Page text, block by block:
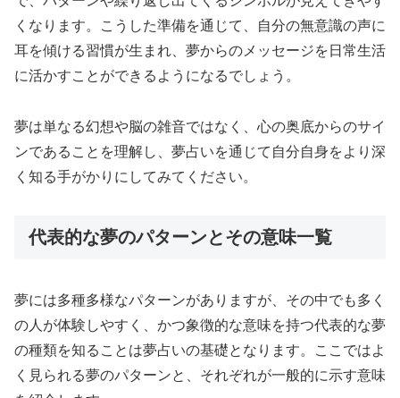
くなります。こうした準備を通じて、自分の無意識の声に
耳を傾ける習慣が生まれ、夢からのメッセージを日常生活
に活かすことができるようになるでしょう。
夢は単なる幻想や脳の雑音ではなく、心の奥底からのサイ
ンであることを理解し、夢占いを通じて自分自身をより深
く知る手がかりにしてみてください。
代表的な夢のパターンとその意味一覧
夢には多種多様なパターンがありますが、その中でも多く
の人が体験しやすく、かつ象徴的な意味を持つ代表的な夢
の種類を知ることは夢占いの基礎となります。ここではよ
く見られる夢のパターンと、それぞれが一般的に示す意味